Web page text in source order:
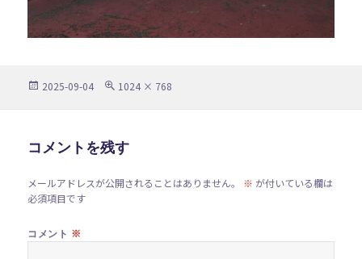
投
2025-09-04
フ
ズ
1024 × 768
コメントを残す
メールアドレスが公開されることはありません。 ※ が付いている欄は
必須項目です
コメント ※